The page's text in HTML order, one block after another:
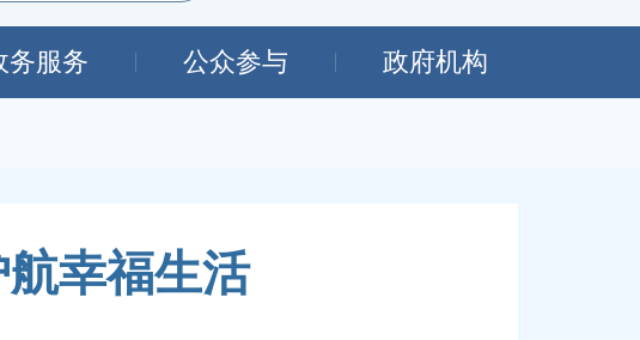
务服务 公众参与 政府机构
幸福生活